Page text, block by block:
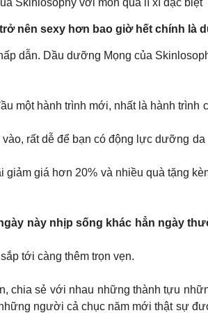
Skinlosophy với món quà lì xì đặc biệt
nên sexy hơn bao giờ hết chính là
dẫn. Dầu dưỡng Mọng của
một hành trình mới, nhất là hành trình
rất dễ để bạn có động lực dưỡng da
giá hơn 20% và nhiều quà tặng
này nhịp sống khác hẳn ngày
tới càng thêm trọn vẹn.
chia sẻ với nhau những thành tựu
người cả chục năm mới thật sự